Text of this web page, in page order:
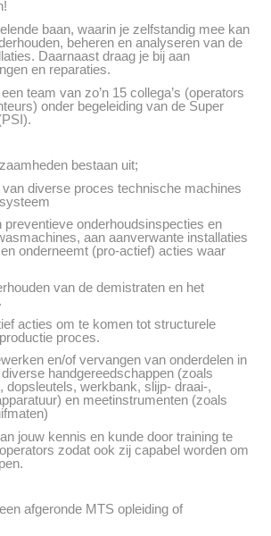
baan, waarin je zelfstandig mee kan
beheren en analyseren van de
Daarnaast draag je bij aan
en reparaties.
team van zo’n 15 collega’s (operators
onder begeleiding van de Super
bestaan uit;
van diverse proces technische machines
preventieve onderhoudsinspecties en
aan aanverwante installaties
onderneemt (pro-actief) acties waar
van de demistraten en het
acties om te komen tot structurele
proces.
en/of vervangen van onderdelen in
handgereedschappen (zoals
dopsleutels, werkbank, slijp- draai-,
en meetinstrumenten (zoals
jouw kennis en kunde door training te
zodat ook zij capabel worden om
afgeronde MTS opleiding of